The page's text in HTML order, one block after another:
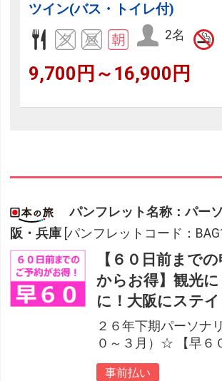
ツイン(バス・トイレ付)
2名
9,700円～16,900円
パンフレット名称：パー
阪・兵庫 [パンフレットコード：
【６０日前まで
からお得】観光
に！大阪にステイ
２６年下期パーソナ
０～３月）☆ 【早６
事前払い